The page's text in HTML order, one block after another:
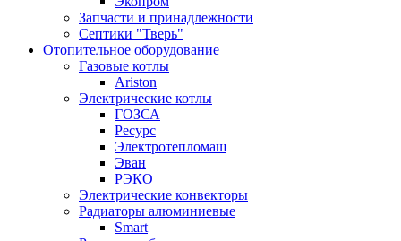
Запчасти и принадлежности
Септики "Тверь"
Отопительное оборудование
Газовые котлы
Ariston
Электрические котлы
ГОЗСА
Ресурс
Электротепломаш
Эван
РЭКО
Электрические конвекторы
Радиаторы алюминиевые
Smart